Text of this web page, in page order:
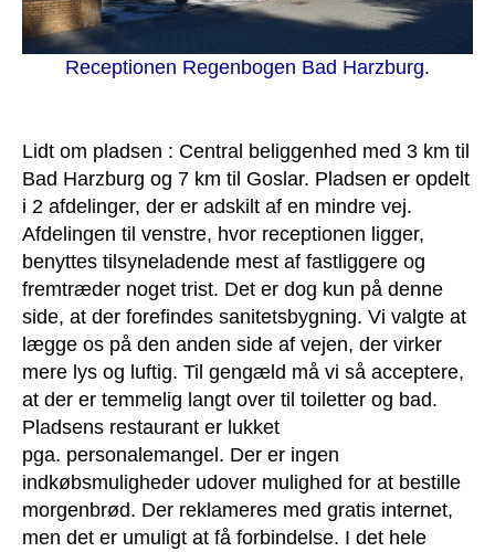
Receptionen Regenbogen Bad Harzburg.
Lidt om pladsen : Central beliggenhed med 3 km til
Bad Harzburg og 7 km til Goslar. Pladsen er opdelt
i 2 afdelinger, der er adskilt af en mindre vej.
Afdelingen til venstre, hvor receptionen ligger,
benyttes tilsyneladende mest af fastliggere og
fremtræder noget trist. Det er dog kun på denne
side, at der forefindes sanitetsbygning. Vi valgte at
lægge os på den anden side af vejen, der virker
mere lys og luftig. Til gengæld må vi så acceptere,
at der er temmelig langt over til toiletter og bad.
Pladsens restaurant er lukket
pga. personalemangel. Der er ingen
indkøbsmuligheder udover mulighed for at bestille
morgenbrød. Der reklameres med gratis internet,
men det er umuligt at få forbindelse. I det hele